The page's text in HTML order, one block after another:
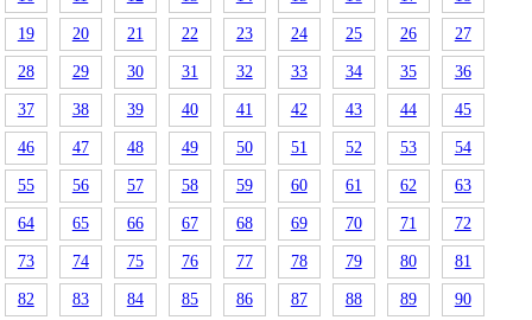
19 20 21 22 23 24 25 26 27
28 29 30 31 32 33 34 35 36
37 38 39 40 41 42 43 44 45
46 47 48 49 50 51 52 53 54
55 56 57 58 59 60 61 62 63
64 65 66 67 68 69 70 71 72
73 74 75 76 77 78 79 80 81
82 83 84 85 86 87 88 89 90